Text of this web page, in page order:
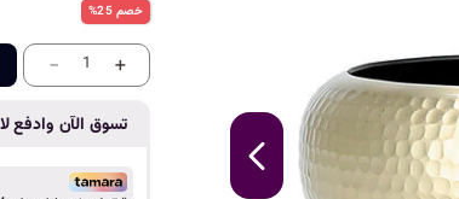
%25 خصم
- 1 +
تسوق الآن وادفع